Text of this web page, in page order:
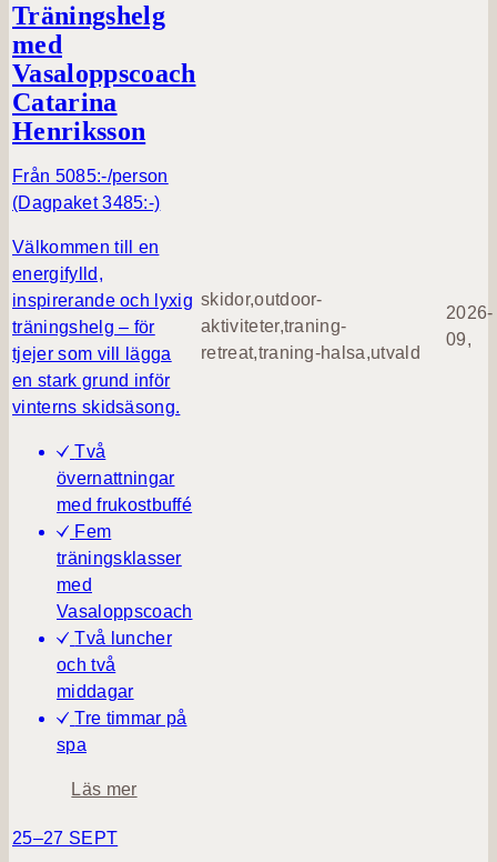
Träningshelg
med
Vasaloppscoach
Catarina
Henriksson
Från 5085:-/person
(Dagpaket 3485:-)
Välkommen till en
energifylld,
inspirerande och lyxig
träningshelg – för
tjejer som vill lägga
en stark grund inför
vinterns skidsäsong.
Två
övernattningar
med frukostbuffé
Fem
träningsklasser
med
Vasaloppscoach
Två luncher
och två
middagar
Tre timmar på
spa
Läs mero
skidor,outdoor-
aktiviteter,traning-
retreat,traning-halsa,utvald
2026-
09,
25–27 SEPT